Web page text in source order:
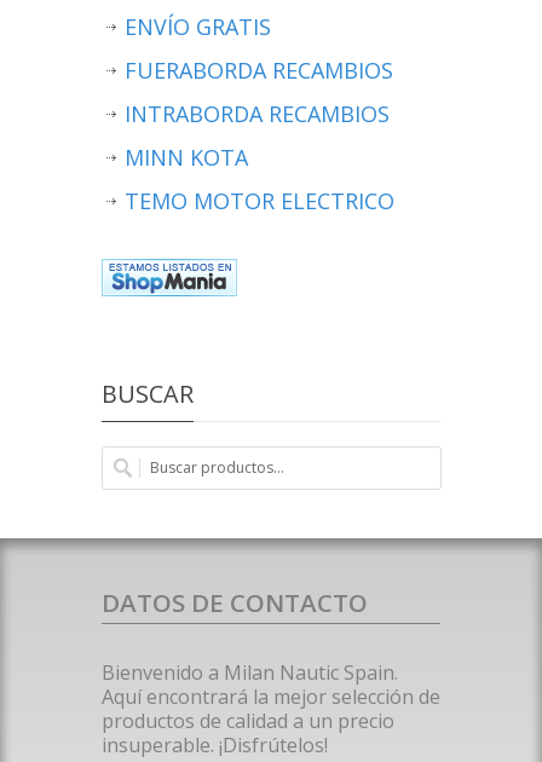
ENVÍO GRATIS
FUERABORDA RECAMBIOS
INTRABORDA RECAMBIOS
MINN KOTA
TEMO MOTOR ELECTRICO
BUSCAR
DATOS DE CONTACTO
Bienvenido a Milan Nautic Spain.
Aquí encontrará la mejor selección de
productos de calidad a un precio
insuperable. ¡Disfrútelos!